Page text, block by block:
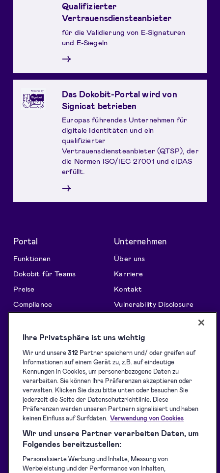
Qualifizierter
Vertrauensdiensteanbieter
für die Validierung von E-Signaturen
und E-Siegeln
→
Das Dokobit-Portal wird von
Signicat betrieben
Europas führendes Unternehmen für
digitale Identitäten und ein
qualifizierter
Vertrauensdiensteanbieter (QTSP), der
die Normen ISO/IEC 27001 und eIDAS
erfüllt.
→
Portal
Funktionen
Dokobit für Teams
Preise
Compliance
Lösungen
Signaturen sammeln
Identification API
Versiegelung
Unternehmen
Über uns
Karriere
Kontakt
Vulnerability Disclosure
Support-Center
Blog
Kundenreferenzen
Ressourcen für Entwickler
Unterstützte eID-Tools
Nutzungsbedingungen
Datenschutzerklärung
Status Verfügbarkeit
Accessibility Statement
Ihre Privatsphäre ist uns wichtig
Wir und unsere312 Partner speichern und/ oder greifen auf
Informationen auf einem Gerät zu, z.B. auf eindeutige
Kennungen in Cookies, um personenbezogene Daten zu
verarbeiten. Sie können Ihre Präferenzen akzeptieren oder
verwalten. Klicken Sie dazu bitte unten oder besuchen Sie
jederzeit die Seite der Datenschutzrichtlinie. Diese
Präferenzen werden unseren Partnern signalisiert und haben
keinen Einfluss auf Surfdaten. Verwendung von Cookies
Wir und unsere Partner verarbeiten Daten, um
Folgendes bereitzustellen:
Personalisierte Werbung und Inhalte, Messung von
Werbeleistung und der Performance von Inhalten,